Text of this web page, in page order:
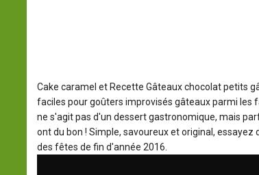
Cake caramel et Recette Gâteaux chocolatpetits
faciles pour goûters improvisés gâteaux parmi les
ne s'agit pas d'un dessert gastronomique, mais
ont du bon ! Simple, savoureux et original, essayez
des fêtes de fin d'année 2016.